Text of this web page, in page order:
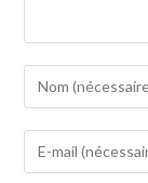
username